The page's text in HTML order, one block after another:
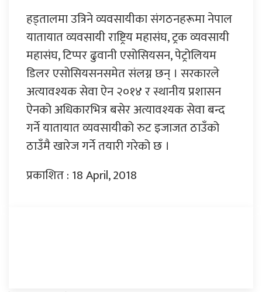
हड्तालमा उत्रिने व्यवसायीका संगठनहरूमा नेपाल
यातायात व्यवसायी राष्ट्रिय महासंघ, ट्रक व्यवसायी
महासंघ, टिप्पर ढुवानी एसोसियसन, पेट्रोलियम
डिलर एसोसियसनसमेत संलग्न छन् । सरकारले
अत्यावश्यक सेवा ऐन २०१४ र स्थानीय प्रशासन
ऐनको अधिकारभित्र बसेर अत्यावश्यक सेवा बन्द
गर्ने यातायात व्यवसायीको रुट इजाजत ठाउँको
ठाउँमै खारेज गर्ने तयारी गरेको छ ।
प्रकाशित : 18 April, 2018